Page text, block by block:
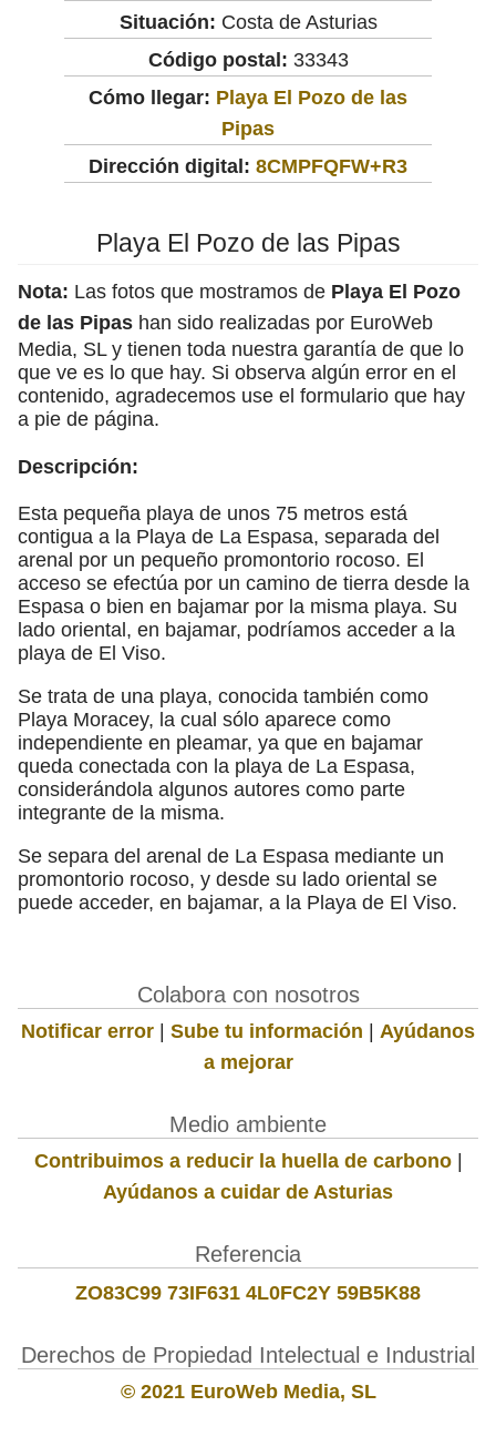
Situación: Costa de Asturias
Código postal: 33343
Cómo llegar: Playa El Pozo de las
Pipas
Dirección digital: 8CMPFQFW+R3
Playa El Pozo de las Pipas
Nota: Las fotos que mostramos de Playa El Pozo
de las Pipas han sido realizadas por EuroWeb
Media, SL y tienen toda nuestra garantía de que lo
que ve es lo que hay. Si observa algún error en el
contenido, agradecemos use el formulario que hay
a pie de página.
Descripción:
Esta pequeña playa de unos 75 metros está
contigua a la Playa de La Espasa, separada del
arenal por un pequeño promontorio rocoso. El
acceso se efectúa por un camino de tierra desde la
Espasa o bien en bajamar por la misma playa. Su
lado oriental, en bajamar, podríamos acceder a la
playa de El Viso.
Se trata de una playa, conocida también como
Playa Moracey, la cual sólo aparece como
independiente en pleamar, ya que en bajamar
queda conectada con la playa de La Espasa,
considerándola algunos autores como parte
integrante de la misma.
Se separa del arenal de La Espasa mediante un
promontorio rocoso, y desde su lado oriental se
puede acceder, en bajamar, a la Playa de El Viso.
Colabora con nosotros
Notificar error | Sube tu información | Ayúdanos
a mejorar
Medio ambiente
Contribuimos a reducir la huella de carbono|
Ayúdanos a cuidar de Asturias
Referencia
ZO83C99 73IF631 4L0FC2Y 59B5K88
Derechos de Propiedad Intelectual e Industrial
© 2021 EuroWeb Media, SL